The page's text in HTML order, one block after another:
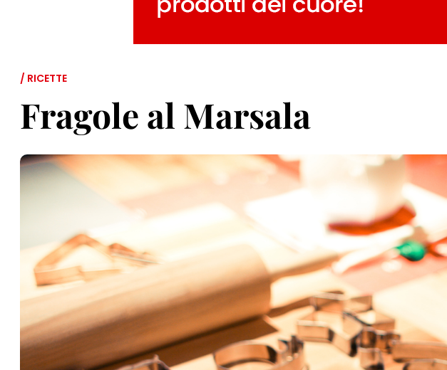
/ RICETTE
Fragole al Marsala